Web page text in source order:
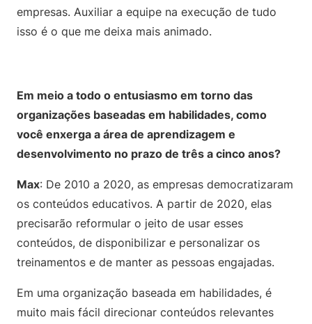
empresas. Auxiliar a equipe na execução de tudo
isso é o que me deixa mais animado.
Em meio a todo o entusiasmo em torno das
organizações baseadas em habilidades, como
você enxerga a área de aprendizagem e
desenvolvimento no prazo de três a cinco anos?
Max: De 2010 a 2020, as empresas democratizaram
os conteúdos educativos. A partir de 2020, elas
precisarão reformular o jeito de usar esses
conteúdos, de disponibilizar e personalizar os
treinamentos e de manter as pessoas engajadas.
Em uma organização baseada em habilidades, é
muito mais fácil direcionar conteúdos relevantes